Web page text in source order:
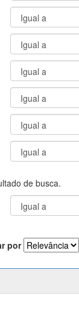
de busca.
por